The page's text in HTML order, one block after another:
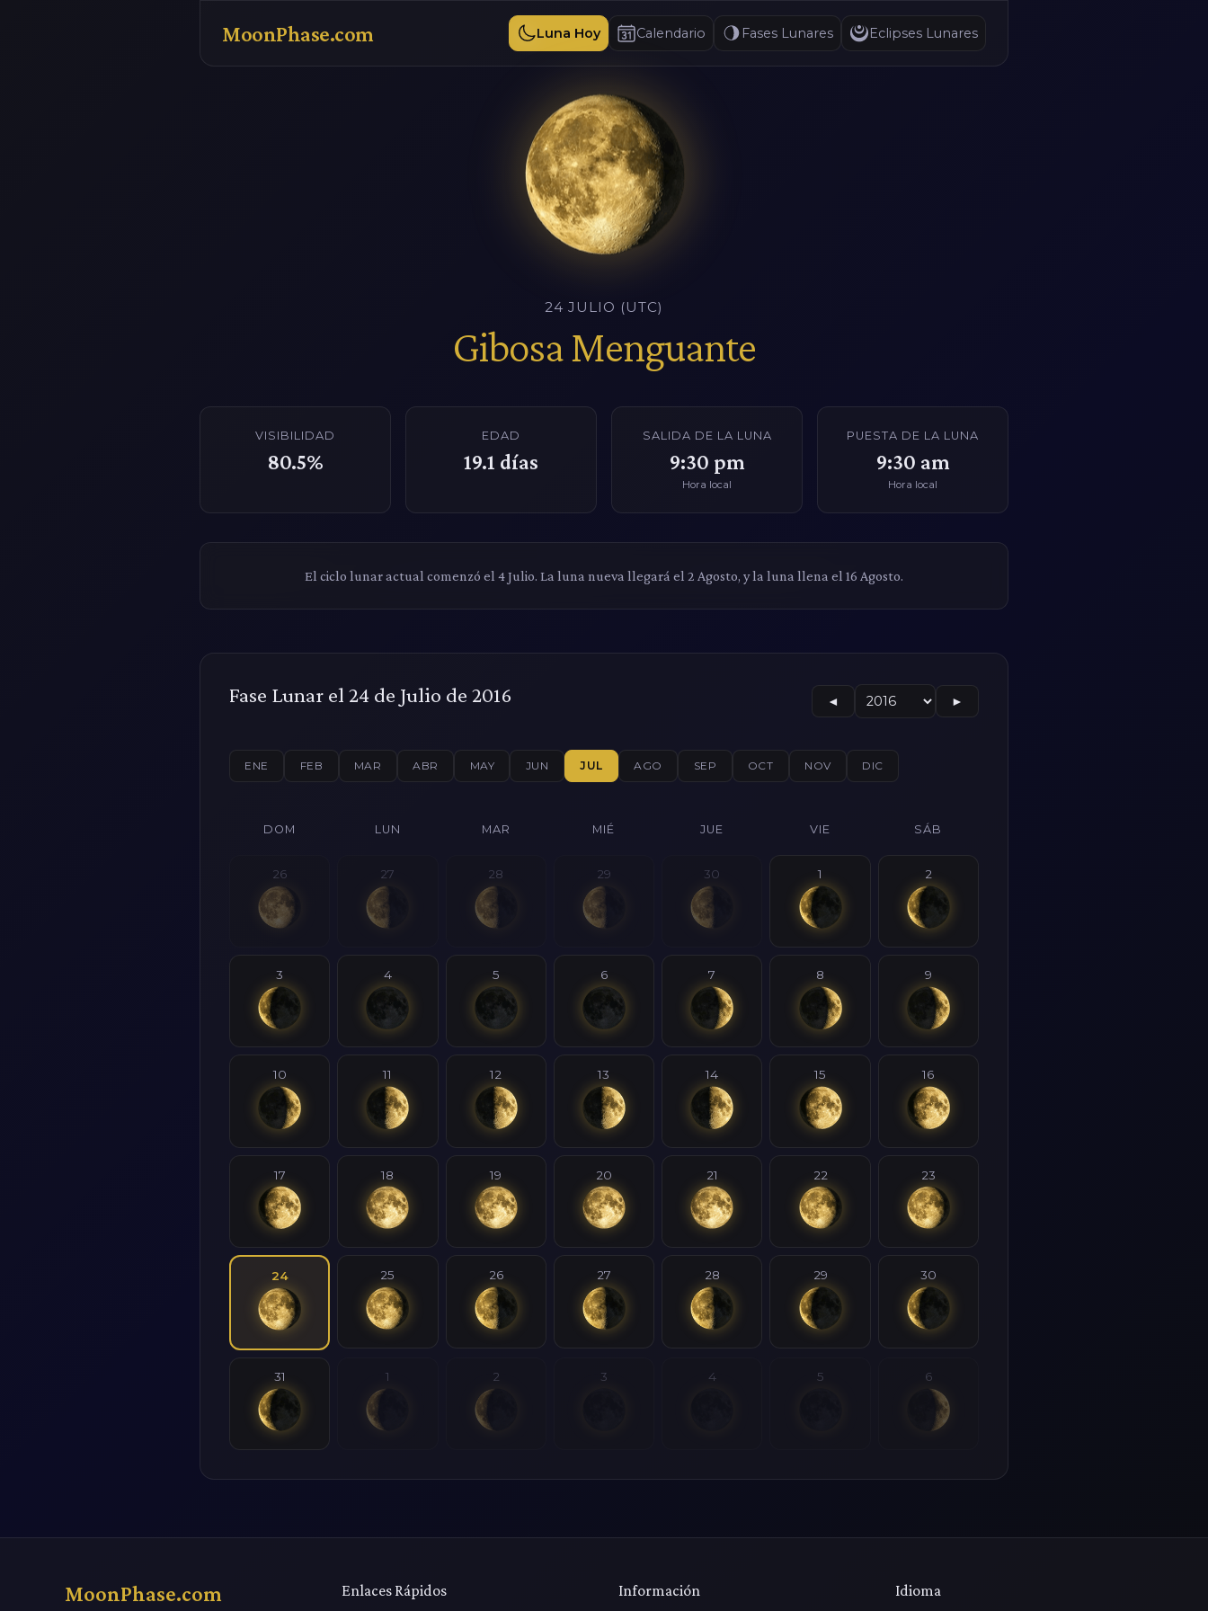
MoonPhase.com Luna Hoy Calendario Fases Lunares Eclipses Lunares
24 JULIO (UTC)
Gibosa Menguante
VISIBILIDAD
80.5%
EDAD
19.1 días
SALIDA DE LA LUNA
9:30 pm
Hora local
PUESTA DE LA LUNA
9:30 am
Hora local
El ciclo lunar actual comenzó el 4 Julio. La luna nueva llegará el 2 Agosto, y la luna llena el 16 Agosto.
Fase Lunar el 24 de Julio de 2016 ◄ ►
ENE FEB MAR ABR MAY JUN JUL AGO SEP OCT NOV DIC
DOM LUN MAR MIÉ JUE VIE SÁB
26 27 28 29 30 1 2
3 4 5 6 7 8 9
10 11 12 13 14 15 16
17 18 19 20 21 22 23
24 25 26 27 28 29 30
31 1 2 3 4 5 6
MoonPhase.com Enlaces Rápidos Información Idioma